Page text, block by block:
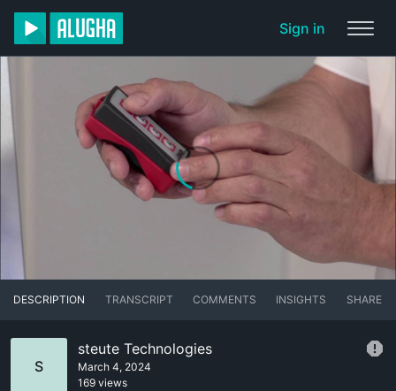
Sign in
DESCRIPTION TRANSCRIPT COMMENTS INSIGHTS SHARE
S
steute Technologies
March 4, 2024
169 views